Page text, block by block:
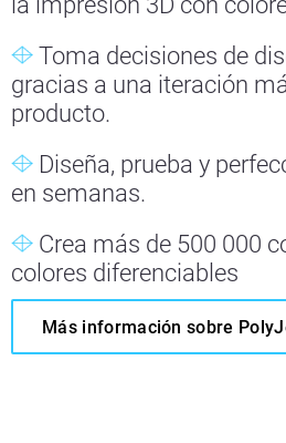
Toma decisiones de
gracias a una iteración
producto.
Diseña, prueba y
en semanas.
Crea más de 500 000
colores diferenciables
Más información sobre